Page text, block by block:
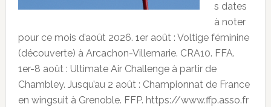
s dates
à noter
pour ce mois d’août 2026. 1er août : Voltige féminine
(découverte) à Arcachon-Villemarie. CRA10. FFA.
1er-8 août : Ultimate Air Challenge à partir de
Chambley. Jusqu’au 2 août : Championnat de France
en wingsuit à Grenoble. FFP. https://www.ffp.asso.fr